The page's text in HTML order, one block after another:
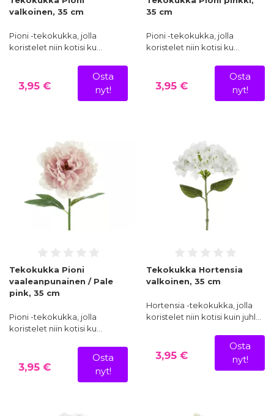
valkoinen, 35 cm
Pioni -tekokukka, jolla
koristelet niin kotisi ku…
3,95 €
Osta
nyt!
35 cm
Pioni -tekokukka, jolla
koristelet niin kotisi ku…
3,95 €
Osta
nyt!
Tekokukka Pioni
vaaleanpunainen / Pale
pink, 35 cm
Pioni -tekokukka, jolla
koristelet niin kotisi ku…
3,95 €
Osta
nyt!
Tekokukka Hortensia
valkoinen, 35 cm
Hortensia -tekokukka, jolla
koristelet niin kotisi kuin juhl…
3,95 €
Osta
nyt!